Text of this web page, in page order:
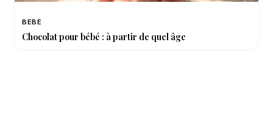
BEBE
Chocolat pour bébé : à partir de quel âge